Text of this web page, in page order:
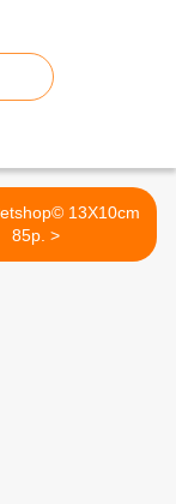
13X10cm
85p. >